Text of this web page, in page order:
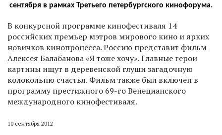
сентября в рамках Третьего петербургского кинофорума.
В конкурсной программе кинофестиваля 14
российских премьер мэтров мирового кино и ярких
новичков кинопроцесса. Россию представит фильм
Алексея Балабанова «Я тоже хочу». Главные герои
картины ищут в деревенской глуши загадочную
колокольню счастья. Фильм также был включен в
программу престижного 69-го Венецианского
международного кинофестиваля.
10 сентября 2012